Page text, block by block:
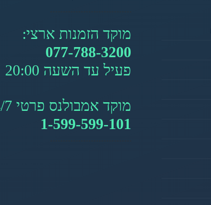
מוקד הזמנות ארצי:
077-788-3200
פעיל עד השעה 20:00
מוקד אמבולנס פרטי 24/7
1-599-599-101